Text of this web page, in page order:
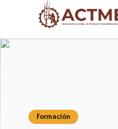
Formación